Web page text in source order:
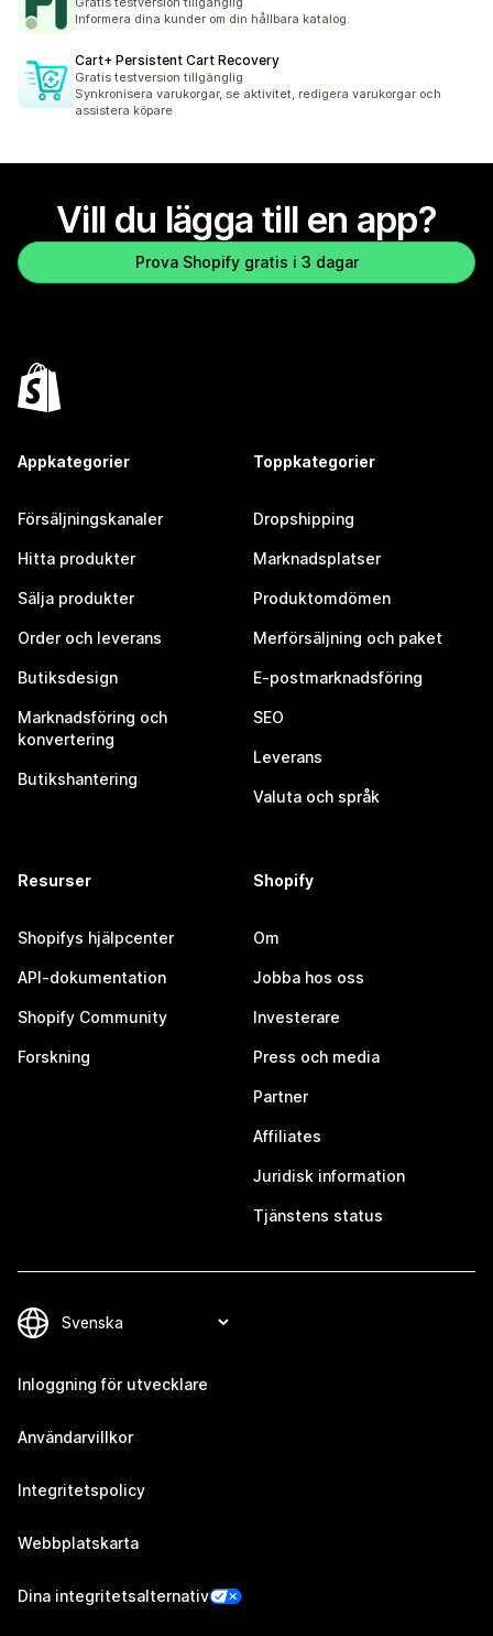
Informera dina kunder om din hållbara katalog.
Cart+ Persistent Cart Recovery
Gratis testversion tillgänglig
Synkronisera varukorgar, se aktivitet, redigera varukorgar och
assistera köpare
Vill du lägga till en app?
Prova Shopify gratis i 3 dagar
Appkategorier
Försäljningskanaler
Hitta produkter
Sälja produkter
Order och leverans
Butiksdesign
Marknadsföring och
konvertering
Butikshantering
Toppkategorier
Dropshipping
Marknadsplatser
Produktomdömen
Merförsäljning och paket
E-postmarknadsföring
SEO
Leverans
Valuta och språk
Resurser
Shopifys hjälpcenter
API-dokumentation
Shopify Community
Forskning
Shopify
Om
Jobba hos oss
Investerare
Press och media
Partner
Affiliates
Juridisk information
Tjänstens status
Inloggning för utvecklare
Användarvillkor
Integritetspolicy
Webbplatskarta
Dina integritetsalternativ